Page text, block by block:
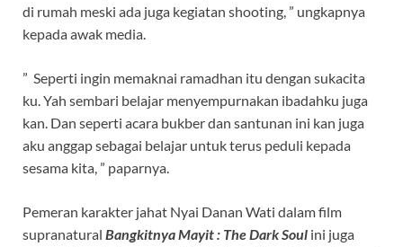
di rumah meski ada juga kegiatan shooting, ” ungkapnya
kepada awak media.
” Seperti ingin memaknai ramadhan itu dengan sukacita
ku. Yah sembari belajar menyempurnakan ibadahku juga
kan. Dan seperti acara bukber dan santunan ini kan juga
aku anggap sebagai belajar untuk terus peduli kepada
sesama kita, ” paparnya.
Pemeran karakter jahat Nyai Danan Wati dalam film
supranatural Bangkitnya Mayit : The Dark Soul ini juga